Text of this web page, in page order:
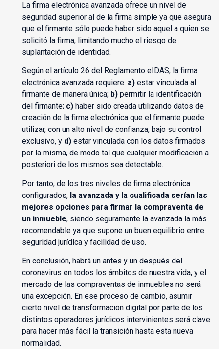
La firma electrónica avanzada ofrece un nivel de
seguridad superior al de la firma simple ya que asegura
que el firmante sólo puede haber sido aquel a quien se
solicitó la firma, limitando mucho el riesgo de
suplantación de identidad.
Según el artículo 26 del Reglamento eIDAS, la firma
electrónica avanzada requiere: a) estar vinculada al
firmante de manera única; b)permitir la identificación
del firmante; c) haber sido creada utilizando datos de
creación de la firma electrónica que el firmante puede
utilizar, con un alto nivel de confianza, bajo su control
exclusivo, y d) estar vinculada con los datos firmados
por la misma, de modo tal que cualquier modificación a
posteriori de los mismos sea detectable.
Por tanto, de los tres niveles de firma electrónica
configurados, la avanzada y la cualificada serían las
mejores opciones para firmar la compraventa de
un inmueble, siendo seguramente la avanzada la más
recomendable ya que supone un buen equilibrio entre
seguridad jurídica y facilidad de uso.
En conclusión, habrá un antes y un después del
coronavirus en todos los ámbitos de nuestra vida, y el
mercado de las compraventas de inmuebles no será
una excepción. En ese proceso de cambio, asumir
cierto nivel de transformación digital por parte de los
distintos operadores jurídicos intervinientes será clave
para hacer más fácil la transición hasta esta nueva
normalidad.